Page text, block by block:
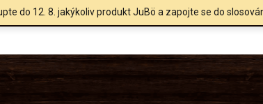
do 12. 8. jakýkoliv produkt JuBö a zapojte se do